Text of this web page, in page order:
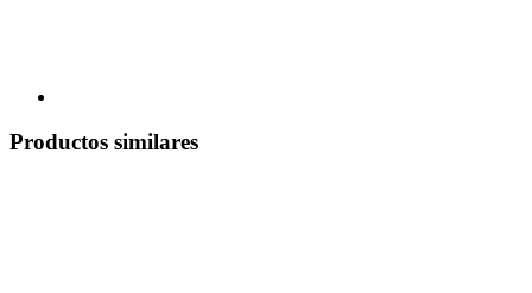
Productos similares